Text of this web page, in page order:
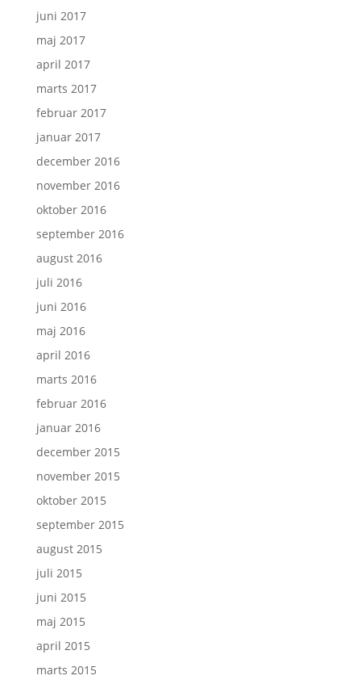
juni 2017
maj 2017
april 2017
marts 2017
februar 2017
januar 2017
december 2016
november 2016
oktober 2016
september 2016
august 2016
juli 2016
juni 2016
maj 2016
april 2016
marts 2016
februar 2016
januar 2016
december 2015
november 2015
oktober 2015
september 2015
august 2015
juli 2015
juni 2015
maj 2015
april 2015
marts 2015